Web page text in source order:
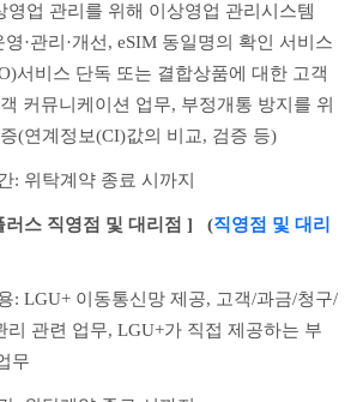
영업 관리를 위해 이상영업 관리시스템
영·관리·개선, eSIM 동일명의 확인 서비스
서비스 단독 또는 결합상품에 대한 고객
커뮤니케이션 업무, 부정개통 방지를 위
(연계정보(CI)값의 비교, 검증 등)
: 위탁계약 종료 시까지
스 직영점 및 대리점 ]
   (
직영점 및 대리
: LGU+ 이동통신망 제공, 고객/과금/청구/
리 관련 업무, LGU+가 직접 제공하는 부
무